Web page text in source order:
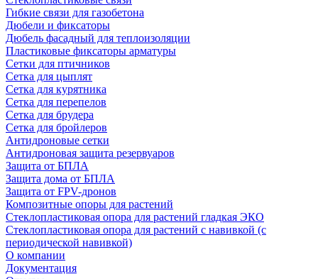
Гибкие связи для газобетона
Дюбели и фиксаторы
Дюбель фасадный для теплоизоляции
Пластиковые фиксаторы арматуры
Сетки для птичников
Сетка для цыплят
Сетка для курятника
Сетка для перепелов
Сетка для брудера
Сетка для бройлеров
Антидроновые сетки
Антидроновая защита резервуаров
Защита от БПЛА
Защита дома от БПЛА
Защита от FPV-дронов
Композитные опоры для растений
Стеклопластиковая опора для растений гладкая ЭКО
Стеклопластиковая опора для растений с навивкой (с
периодической навивкой)
О компании
Документация